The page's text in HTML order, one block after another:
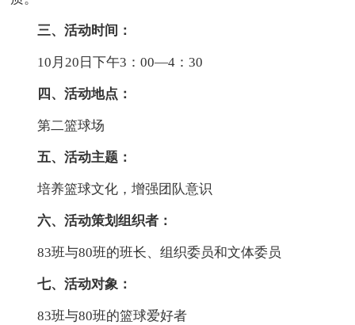
三、活动时间：
10月20日下午3：00—4：30
四、活动地点：
第二篮球场
五、活动主题：
培养篮球文化，增强团队意识
六、活动策划组织者：
83班与80班的班长、组织委员和文体委员
七、活动对象：
83班与80班的篮球爱好者